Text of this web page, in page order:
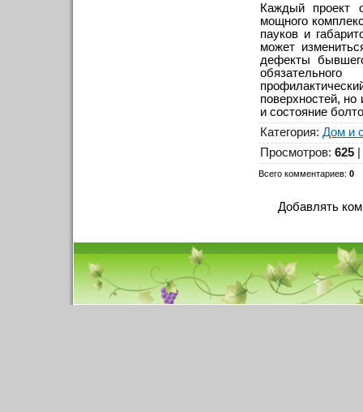
Каждый проект
мощного
пауков и
может
дефекты
поверхностей,
и состояние
Категория: Дом и
Просмотров: 625
Всего комментариев: 0
Добавлять